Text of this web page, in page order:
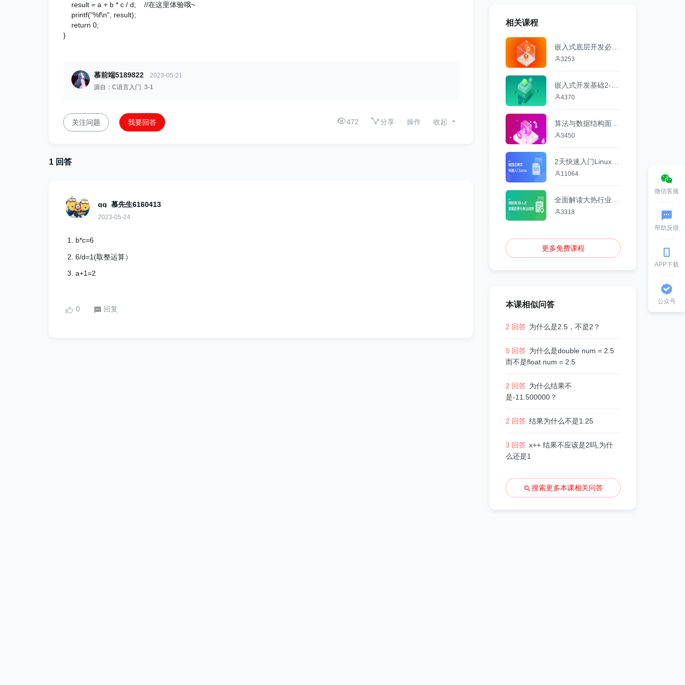
result = a + b * c / d; //在这里体验哦~
printf("%f\n", result);
return 0;
}
慕前端5189822
2023-05-21
源自：C语言入门 3-1
关注问题 我要回答 472 分享 操作 收起
1 回答
qq_慕先生6160413
2023-05-24
b*c=6
6/d=1(取整运算）
a+1=2
0 回复
相关课程
3253
4370
3450
11064
3318
更多免费课程
本课相似问答
2 回答 为什么是2.5，不是2？
5 回答 为什么是double num = 2.5
而不是float num = 2.5
2 回答 为什么结果不
是-11.500000？
2 回答 结果为什么不是1.25
3 回答 x++ 结果不应该是2吗,为什
么还是1
搜索更多本课相关问答
微信客服
帮助反馈
APP下载
公众号